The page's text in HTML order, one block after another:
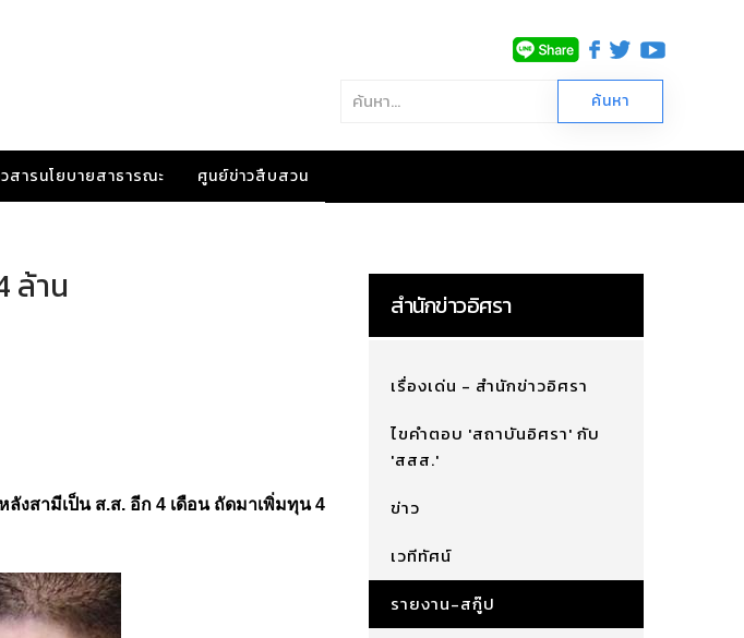
สารนโยบายสาธารณะ ศูนย์ข่าวสืบสวน
ล้าน
ลังสามีเป็น ส.ส. อีก 4 เดือน ถัดมาเพิ่มทุน 4
สำนักข่าวอิศรา
เรื่องเด่น - สำนักข่าวอิศรา
ไขคำตอบ 'สถาบันอิศรา' กับ
'สสส.'
ข่าว
เวทีทัศน์
รายงาน-สกู๊ป